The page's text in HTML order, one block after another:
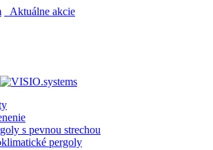
Aktuálne akcie
s pevnou strechou
pergoly